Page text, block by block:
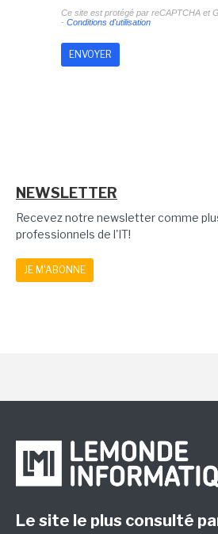
Ce site est protégé par reCAPTCHA et
- Conditions d'utilisation
NEWSLETTER
Recevez notre newsletter comme
professionnels de l'IT!
JE M'ABONNE
Le site le plus consulté